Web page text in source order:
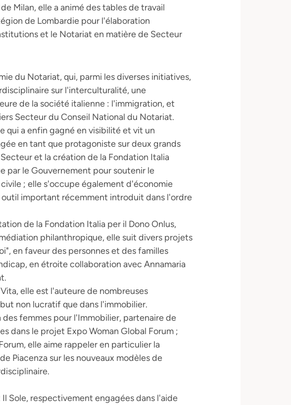
Milan, elle a animé des tables de travail
de Lombardie pour l'élaboration
et le Notariat en matière de Secteur
du Notariat, qui, parmi les diverses initiatives,
sur l'interculturalité, une
de la société italienne : l'immigration, et
Secteur du Conseil National du Notariat.
qui a enfin gagné en visibilité et vit un
en tant que protagoniste sur deux grands
et la création de la Fondation Italia
par le Gouvernement pour soutenir le
; elle s'occupe également d'économie
important récemment introduit dans l'ordre
de la Fondation Italia per il Dono Onlus,
philanthropique, elle suit divers projets
en faveur des personnes et des familles
en étroite collaboration avec Annamaria
elle est l'auteure de nombreuses
non lucratif que dans l'immobilier.
femmes pour l'Immobilier, partenaire de
dans le projet Expo Woman Global Forum ;
elle aime rappeler en particulier la
Piacenza sur les nouveaux modèles de
Sole, respectivement engagées dans l'aide